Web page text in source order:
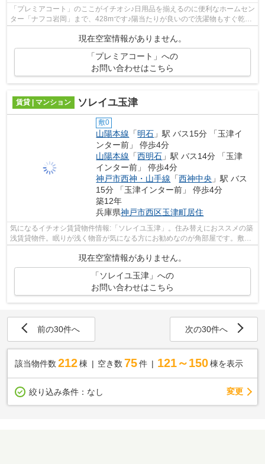
「プレミアコート」のここがイチオシ♪日用品を揃えるのに便利なホームセン
ター「ナフコ岩岡」まで、428mです♪陽当たりが良いので洗濯物もすぐ乾く
物件になります♪利便性の高い設備も充...
現在空室情報がありません。
「プレミアコート」への
お問い合わせはこちら
賃貸 | マンション ソレイユ玉津
敷0
山陽本線 「明石 」駅 バス15分 「玉津イ
ンター前」 停歩4分
山陽本線 「西明石 」駅 バス14分 「玉津
インター前」 停歩4分
神戸市西神・山手線 「西神中央 」駅 バス
15分 「玉津インター前」 停歩4分
築12年
兵庫県神戸市西区玉津町居住
気になるイチオシ賃貸物件情報:「ソレイユ玉津」。住み替えにおススメの築
浅賃貸物件。眠りが浅く物音が気になる方にお勧めなのが角部屋です。敷地
現在空室情報がありません。
「ソレイユ玉津」への
お問い合わせはこちら
前の30件へ 次の30件へ
該当物件数 212棟 空き数 75 件 121～150 棟を表示
絞り込み条件： なし 変更